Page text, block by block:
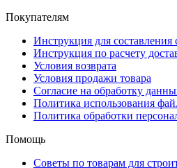
Покупателям
Инструкция для составления
Инструкция по расчету
Условия возврата
Условия продажи товара
Согласие на обработку
Политика использования
Политика обработки
Помощь
Советы по товарам для